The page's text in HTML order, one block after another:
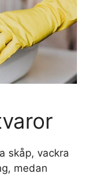
skåp, vackra
medan